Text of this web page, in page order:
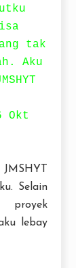
tak
Aku
26 Okt
Selain
lebay